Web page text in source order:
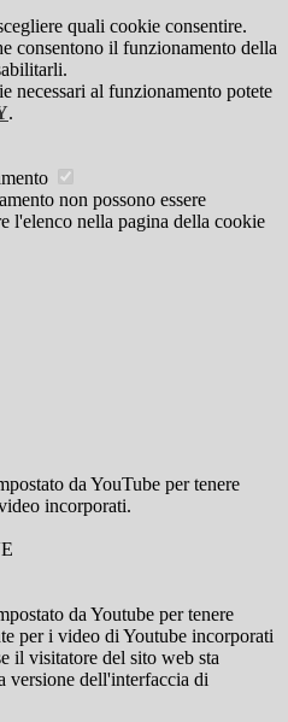
quali cookie consentire.
consentono il funzionamento della
necessari al funzionamento potete
.
non possono essere
l'elenco nella pagina della cookie
da YouTube per tenere
incorporati.
da Youtube per tenere
per i video di Youtube incorporati
il visitatore del sito web sta
versione dell'interfaccia di